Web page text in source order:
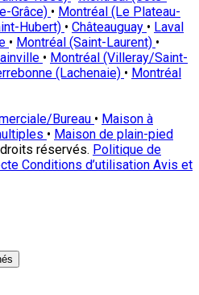
Grâce) • Montréal (Le Plateau-
Hubert) • Châteauguay • Laval
• Montréal (Saint-Laurent) •
• Montréal (Villeray/Saint-
(Lachenaie) • Montréal
Bureau • Maison à
• Maison de plain-pied
réservés. Politique de
Conditions d’utilisation Avis et